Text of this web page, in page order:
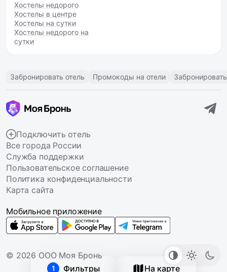
1 Фильтры На карте
Хостелы недорого
Хостелы в центре
Хостелы на сутки
Хостелы недорого на
сутки
Забронировать отель Промокоды на отели
Подключить отель
Все города России
Служба поддержки
Пользовательское соглашение
Политика конфиденциальности
Карта сайта
© 2026 ООО Моя Бронь
Мобильное приложение